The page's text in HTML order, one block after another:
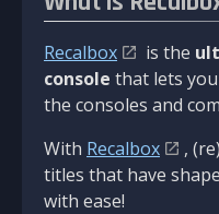
Recalbox is the
console that lets
the consoles and
With Recalbox
,
titles that have
with ease!